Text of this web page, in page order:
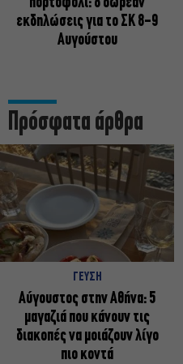
εκδηλώσεις για το ΣΚ 8-9
Αυγούστου
Πρόσφατα άρθρα
ΓΕΥΣΗ
Αύγουστος στην Αθήνα: 5
μαγαζιά που κάνουν τις
διακοπές να μοιάζουν λίγο
πιο κοντά